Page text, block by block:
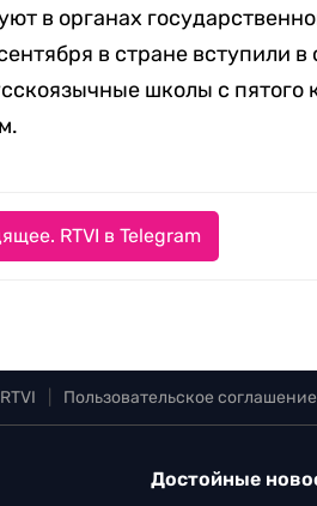
в органах
в стране вступили в
школы с пятого
RTVI в Telegram
Пользовательское соглашение
Достойные